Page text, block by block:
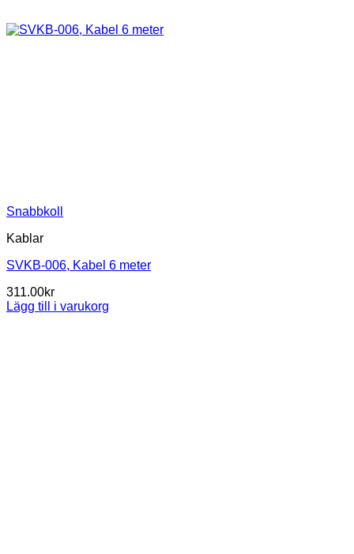
Snabbkoll
Kablar
SVKB-006, Kabel 6 meter
311.00kr
Lägg till i varukorg